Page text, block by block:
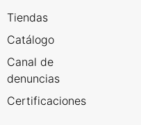
Tiendas
Catálogo
Canal de
denuncias
Certificaciones